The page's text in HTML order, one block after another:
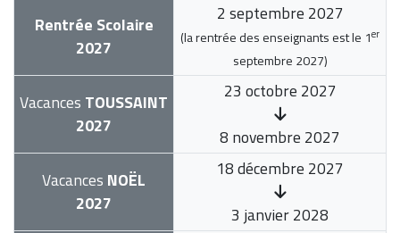
Rentrée Scolaire
2027
2 septembre 2027
(la rentrée des enseignants est le 1er
septembre 2027)
Vacances TOUSSAINT
2027
23 octobre 2027
8 novembre 2027
Vacances NOËL
2027
18 décembre 2027
3 janvier 2028